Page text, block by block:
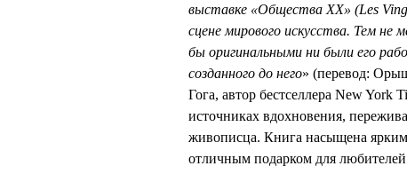
выставке «Общества XX» (Les
сцене мирового искусства. Тем не
бы оригинальными ни были его
созданного до него» (перевод:
Гога, автор бестселлера New York
источниках вдохновения,
живописца. Книга насыщена
отличным подарком для любителей